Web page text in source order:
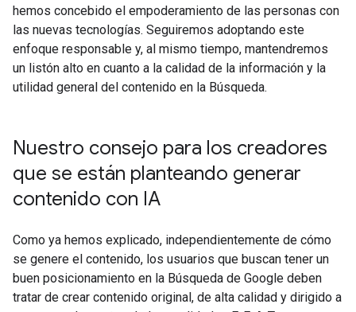
hemos concebido el empoderamiento de las personas con
las nuevas tecnologías. Seguiremos adoptando este
enfoque responsable y, al mismo tiempo, mantendremos
un listón alto en cuanto a la calidad de la información y la
utilidad general del contenido en la Búsqueda.
Nuestro consejo para los creadores
que se están planteando generar
contenido con IA
Como ya hemos explicado, independientemente de cómo
se genere el contenido, los usuarios que buscan tener un
buen posicionamiento en la Búsqueda de Google deben
tratar de crear contenido original, de alta calidad y dirigido a